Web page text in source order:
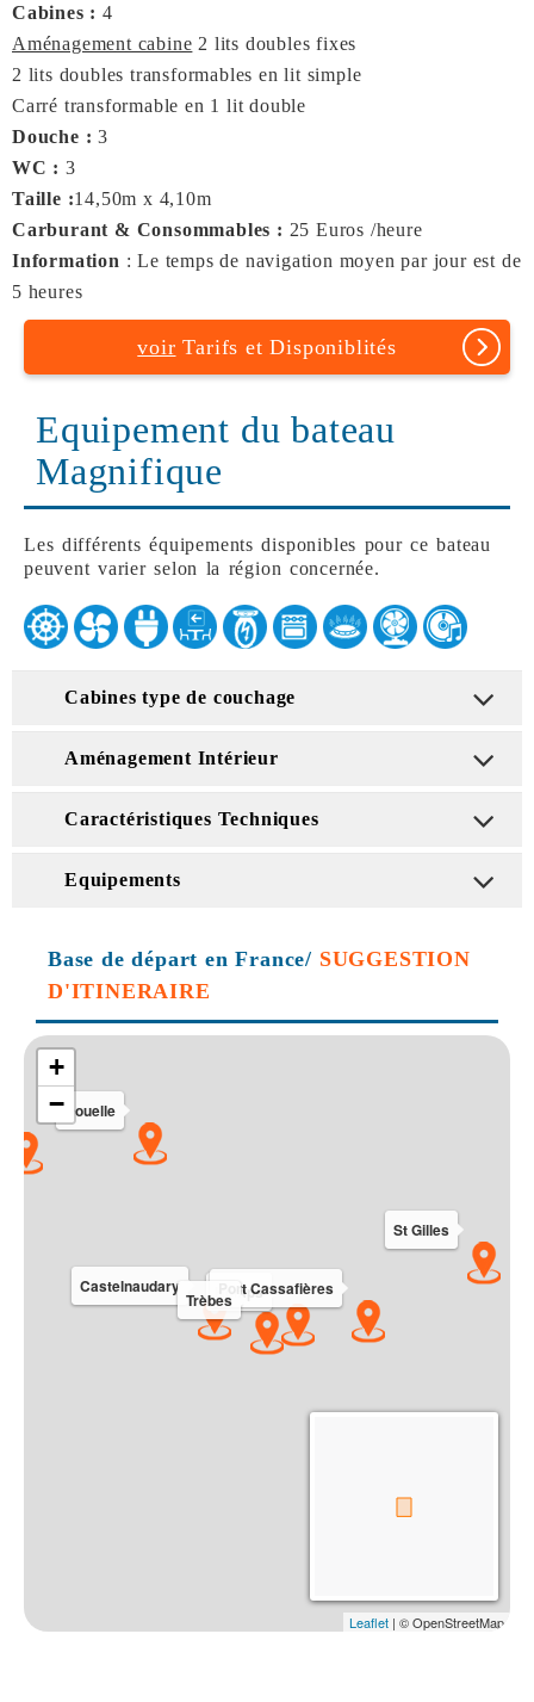
Cabines : 4
Aménagement cabine 2 lits doubles fixes
2 lits doubles transformables en lit simple
Carré transformable en 1 lit double
Douche :3
WC : 3
Taille :14,50m x 4,10m
Carburant & Consommables : 25 Euros /heure
Information : Le temps de navigation moyen par jour est de
5 heures
voir Tarifs et Disponiblités
Equipement du bateau
Magnifique
Les différents équipements disponibles pour ce bateau
peuvent varier selon la région concernée.
Cabines type de couchage
Aménagement Intérieur
Caractéristiques Techniques
Equipements
Base de départ en France/ SUGGESTION
D'ITINERAIRE